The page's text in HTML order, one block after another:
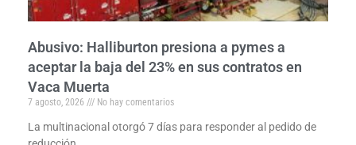
Abusivo: Halliburton presiona a pymes a
aceptar la baja del 23% en sus contratos en
Vaca Muerta
7 agosto, 2026 No hay comentarios
La multinacional otorgó 7 días para responder al pedido de